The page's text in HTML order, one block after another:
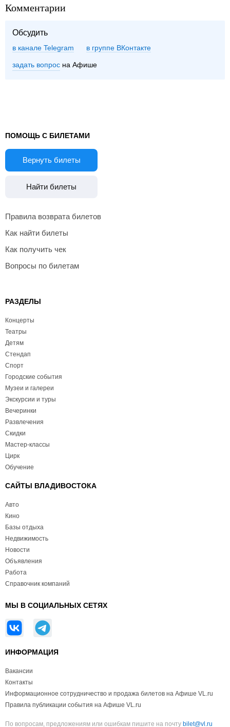
Комментарии
Обсудить
в канале Telegram группе ВКонтакте
задать вопрос на Афише
ПОМОЩЬ С БИЛЕТАМИ
Вернуть билеты
Найти билеты
Правила возврата билетов
Как найти билеты
Как получить чек
Вопросы по билетам
РАЗДЕЛЫ
Концерты
Театры
Детям
Стендап
Спорт
Городские события
Музеи и галереи
Экскурсии и туры
Вечеринки
Развлечения
Скидки
Мастер-классы
Цирк
Обучение
САЙТЫ ВЛАДИВОСТОКА
Авто
Кино
Базы отдыха
Недвижимость
Новости
Объявления
Работа
Справочник компаний
МЫ В СОЦИАЛЬНЫХ СЕТЯХ
ИНФОРМАЦИЯ
Вакансии
Контакты
Информационное сотрудничество и продажа билетов на Афише VL.ru
Правила публикации события на Афише VL.ru
По вопросам, предложениям или ошибкам пишите на почту bilet@vl.ru